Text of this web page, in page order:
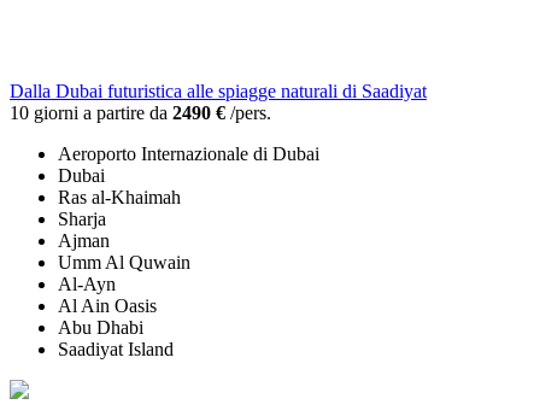
Dalla Dubai futuristica alle spiagge naturali di Saadiyat
10 giorni a partire da 2490 € /pers.
Aeroporto Internazionale di Dubai
Dubai
Ras al-Khaimah
Sharja
Ajman
Umm Al Quwain
Al-Ayn
Al Ain Oasis
Abu Dhabi
Saadiyat Island